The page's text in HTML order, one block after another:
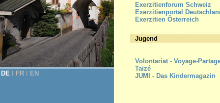
DE FR EN
Exerzitienforum Schweiz
Exerzitienportal
Exerzitien Österreich
Jugend
Volontariat - Voyage-
Taizé
JUMI - Das Kindermagazin